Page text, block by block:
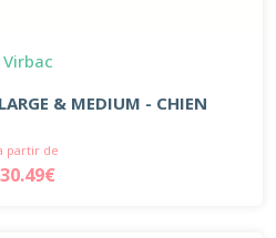
Virbac
& MEDIUM - CHIEN
partir de
30.49€